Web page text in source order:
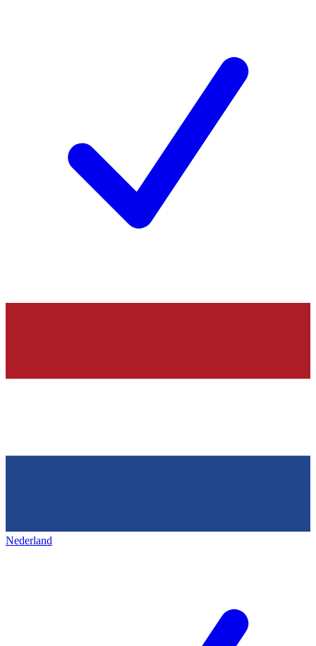
Nederland